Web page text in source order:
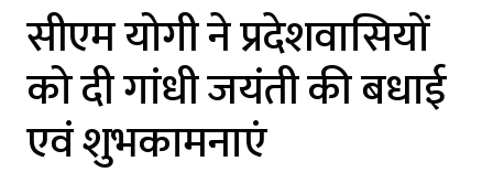
सीएम योगी ने प्रदेशवासियों
को दी गांधी जयंती की बधाई
एवं शुभकामनाएं